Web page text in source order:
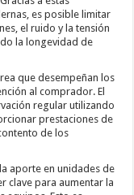
es posible limitar
el ruido y la tensión
la longevidad de
que desempeñan los
al comprador. El
regular utilizando
prestaciones de
de los
aporte en unidades de
clave para aumentar la